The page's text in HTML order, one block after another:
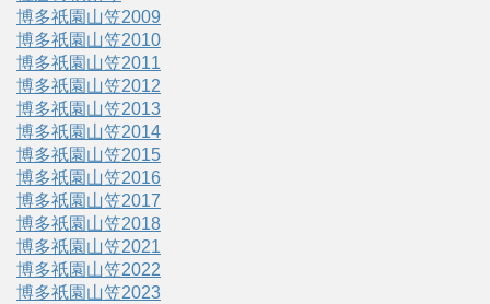
博多祇園山笠2009
博多祇園山笠2010
博多祇園山笠2011
博多祇園山笠2012
博多祇園山笠2013
博多祇園山笠2014
博多祇園山笠2015
博多祇園山笠2016
博多祇園山笠2017
博多祇園山笠2018
博多祇園山笠2021
博多祇園山笠2022
博多祇園山笠2023